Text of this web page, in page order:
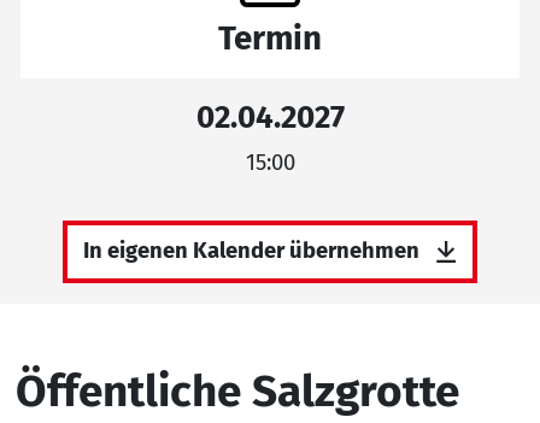
Öffentliche Salzgrotte
Termin
02.04.2027
15:00
In eigenen Kalender übernehmen